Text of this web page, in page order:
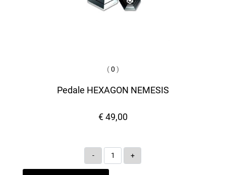
(0 )
Pedale HEXAGON NEMESIS
€ 49,00
Quantità